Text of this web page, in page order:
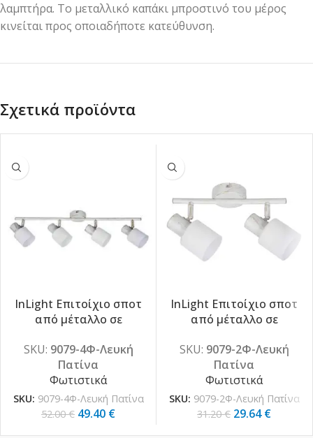
λαμπτήρα. Το μεταλλικό καπάκι μπροστινό του μέρος
κινείται προς οποιαδήποτε κατεύθυνση.
Σχετικά προϊόντα
-5%
InLight Επιτοίχιο σποτ
από μέταλλο σε
4XE14 D:62cm (9079-4Φ-
Λευκή Πατίνα)
SKU: 9079-4Φ-Λευκή
Πατίνα
Φωτιστικά
SKU: 9079-4Φ-Λευκή Πατίνα
52.00€ 49.40 €
-5%
InLight Επιτοίχιο σποτ
από μέταλλο σε
2XE14 D:27cm (9079-2Φ-
Λευκή Πατίνα)
SKU: 9079-2Φ-Λευκή
Πατίνα
Φωτιστικά
SKU: 9079-2Φ-Λευκή Πατίνα
31.20€ 29.64€